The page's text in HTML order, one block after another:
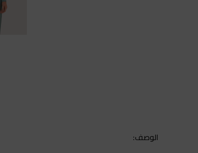
الوصف: